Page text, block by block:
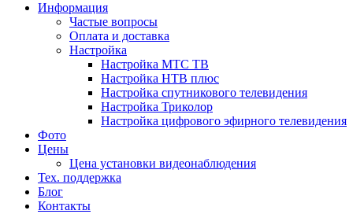
Информация
Частые вопросы
Оплата и доставка
Настройка
Настройка МТС ТВ
Настройка НТВ плюс
Настройка спутникового телевидения
Настройка Триколор
Настройка цифрового эфирного телевидения
Фото
Цены
Цена установки видеонаблюдения
Тех. поддержка
Блог
Контакты